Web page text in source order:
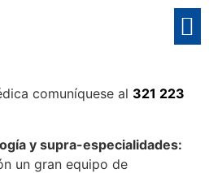
comuníquese al 321 223
y supra-especialidades:
un gran equipo de